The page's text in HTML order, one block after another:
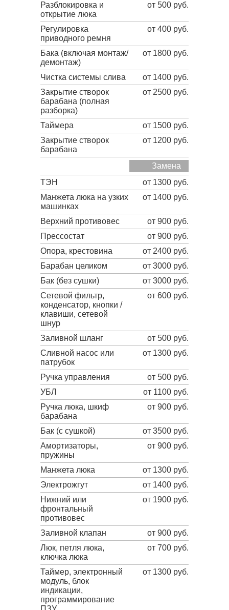
Разблокировка и
открытие люка
от 500 руб.
Регулировка
приводного ремня
от 400 руб.
Бака (включая монтаж/
демонтаж)
от 1800 руб.
Чистка системы слива
от 1400 руб.
Закрытие створок
барабана (полная
разборка)
от 2500 руб.
Таймера
от 1500 руб.
Закрытие створок
барабана
от 1200 руб.
Замена
ТЭН
от 1300 руб.
Манжета люка на узких
машинках
от 1400 руб.
Верхний противовес
от 900 руб.
Прессостат
от 900 руб.
Опора, крестовина
от 2400 руб.
Барабан целиком
от 3000 руб.
Бак (без сушки)
от 3000 руб.
Сетевой фильтр,
конденсатор, кнопки /
клавиши, сетевой
шнур
от 600 руб.
Заливной шланг
от 500 руб.
Сливной насос или
патрубок
от 1300 руб.
Ручка управления
от 500 руб.
УБЛ
от 1100 руб.
Ручка люка, шкиф
барабана
от 900 руб.
Бак (с сушкой)
от 3500 руб.
Амортизаторы,
пружины
от 900 руб.
Манжета люка
от 1300 руб.
Электрожгут
от 1400 руб.
Нижний или
фронтальный
противовес
от 1900 руб.
Заливной клапан
от 900 руб.
Люк, петля люка,
ключка люка
от 700 руб.
Таймер, электронный
модуль, блок
индикации,
программирование
от 1300 руб.